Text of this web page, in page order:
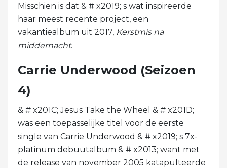
Misschien is dat & # x2019; s wat inspireerde
haar meest recente project, een
vakantiealbum uit 2017, Kerstmis na
middernacht.
Carrie Underwood (Seizoen
4)
& # x201C; Jesus Take the Wheel & # x201D;
was een toepasselijke titel voor de eerste
single van Carrie Underwood & # x2019; s 7x-
platinum debuutalbum & # x2013; want met
de release van november 2005 katapulteerde